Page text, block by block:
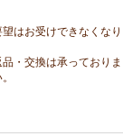
はお受けできなくなり
・交換は承っておりま